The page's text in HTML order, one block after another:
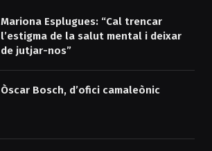
Mariona Esplugues: “Cal trencar
l’estigma de la salut mental i deixar
de jutjar-nos”
Òscar Bosch, d’ofici camaleònic